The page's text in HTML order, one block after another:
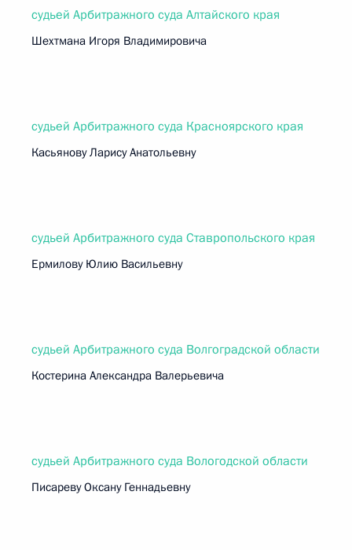
судьей Арбитражного суда Алтайского края
Шехтмана Игоря Владимировича
судьей Арбитражного суда Красноярского края
Касьянову Ларису Анатольевну
судьей Арбитражного суда Ставропольского края
Ермилову Юлию Васильевну
судьей Арбитражного суда Волгоградской области
Костерина Александра Валерьевича
судьей Арбитражного суда Вологодской области
Писареву Оксану Геннадьевну